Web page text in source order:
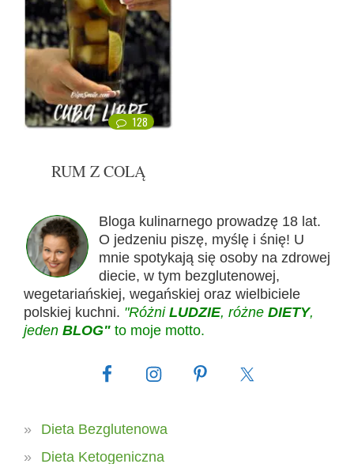
128
RUM Z COLĄ
Bloga kulinarnego prowadzę 18 lat.
O jedzeniu piszę, myślę i śnię! U
mnie spotykają się osoby na zdrowej
diecie, w tym bezglutenowej,
wegetariańskiej, wegańskiej oraz wielbiciele
polskiej kuchni. "Różni LUDZIE, różne DIETY,
jeden BLOG" to moje motto.
Dieta Bezglutenowa
Dieta Ketogeniczna